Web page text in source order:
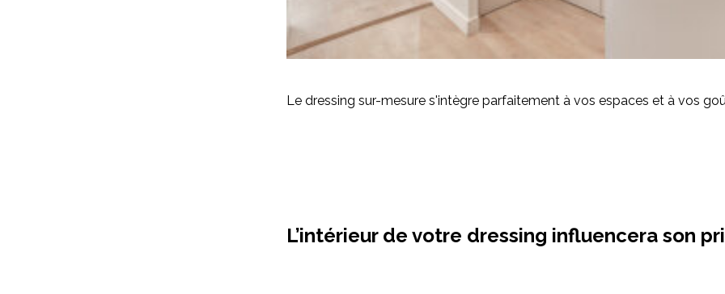
Le dressing sur-mesure s'intègre parfaitement à vos espaces et à vos
L’intérieur de votre dressing influencera son